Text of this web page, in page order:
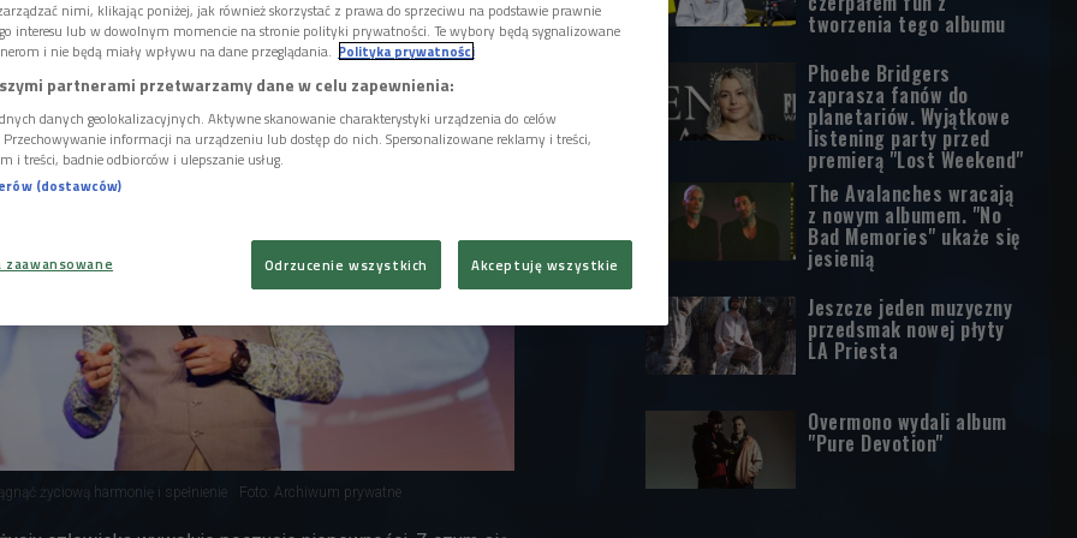
życiową harmonię i spełnienie Foto: Archiwum prywatne
tworzenia tego albumu
Phoebe Bridgers
zaprasza fanów do
planetariów. Wyjątkowe
listening party przed
premierą "Lost Weekend"
The Avalanches wracają
z nowym albumem. "No
Bad Memories" ukaże się
jesienią
Jeszcze jeden muzyczny
przedsmak nowej płyty
LA Priesta
Overmono wydali album
"Pure Devotion"
nimi, klikając poniżej, jak również skorzystać z prawa do sprzeciwu na podstawie prawnie
interesu lub w dowolnym momencie na stronie polityki prywatności. Te wybory będą sygnalizowane
i nie będą miały wpływu na dane przeglądania. Polityka prywatności
partnerami przetwarzamy dane w celu zapewnienia:
danych geolokalizacyjnych. Aktywne skanowanie charakterystyki urządzenia do celów
informacji na urządzeniu lub dostęp do nich. Spersonalizowane reklamy i treści,
i treści, badnie odbiorców i ulepszanie usług.
(dostawców)
Odrzucenie wszystkich Akceptuję wszystkie